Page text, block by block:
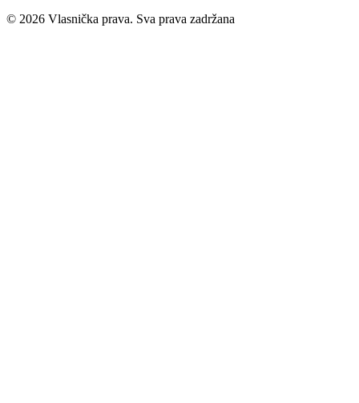
© 2026 Vlasnička prava. Sva prava zadržana